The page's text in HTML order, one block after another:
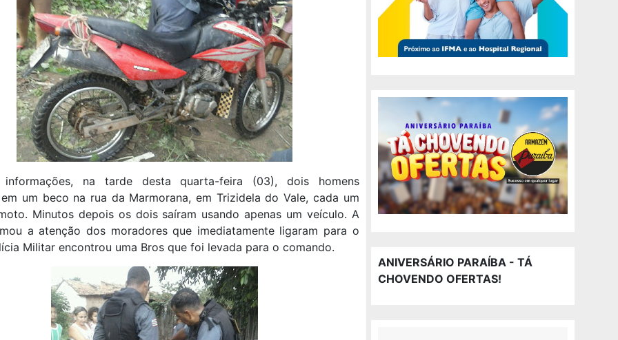
informações, na tarde desta quarta-feira (03), dois homens
um beco na rua da Marmorana, em Trizidela do Vale, cada um
Minutos depois os dois saíram usando apenas um veículo. A
a atenção dos moradores que imediatamente ligaram para o
Militar encontrou uma Bros que foi levada para o comando.
ANIVERSÁRIO PARAÍBA - TÁ
CHOVENDO OFERTAS!